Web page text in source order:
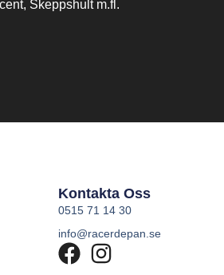
Skeppshult m.fl.
Kontakta Oss
0515 71 14 30
info@racerdepan.se